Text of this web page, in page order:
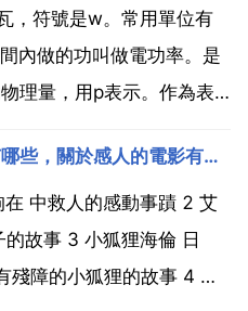
，符號是w。常用單位有
內做的功叫做電功率。是
理量，用p表示。作為表
能。如果在 t si單位為s 這
si單位為j ...
關於人和動物的感人電影有哪些，關於感人的電影有哪些？
中救人的感動事蹟 2 艾
故事 3 小狐狸海倫 日
殘障的小狐狸的故事 4 象